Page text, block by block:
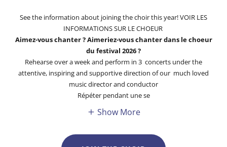
See the information about joining the choir this year! VOIR LES
INFORMATIONS SUR LE CHOEUR
Aimez-vous chanter ? Aimeriez-vous chanter dans le choeur
du festival 2026 ?
Rehearse over a week and perform in 3 concerts under the
attentive, inspiring and supportive direction of our much loved
music director and conductor
Répéter pendant une se
Show More